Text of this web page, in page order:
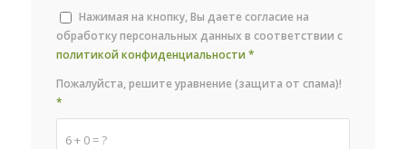
Нажимая на кнопку, Вы даете согласие на
обработку персональных данных в соответствии с
политикой конфиденциальности *
6 + 0 = ?
Пожалуйста, решите уравнение (защита от спама)!
*